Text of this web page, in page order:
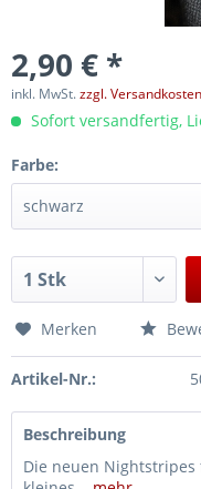
2,90 € *
inkl. MwSt.zzgl. Versandkosten
Sofort versandfertig,
Farbe:
Merken
Artikel-Nr.:
Beschreibung
Die neuen